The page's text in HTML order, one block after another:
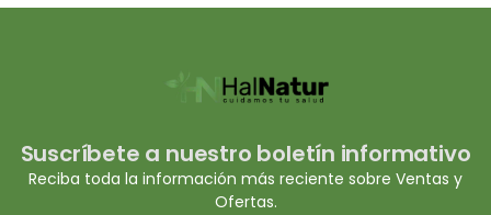
Suscríbete a nuestro boletín informativo
Reciba toda la información más reciente sobre Ventas y
Ofertas.